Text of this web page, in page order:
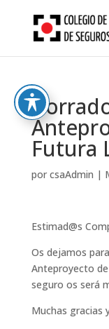
content
Futura
por csaAdmin |
Estimad@s
Os dejamos
Anteproyecto
seguro os será
Muchas gracias